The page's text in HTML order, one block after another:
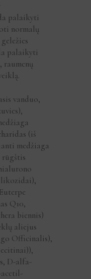
palaikyti
normalų
palaikyti
raumenų
vanduo,
(iš
medžiaga
Q10,
biennis)
aliejus
Officinalis),
lecitinai)),
D-alfa-